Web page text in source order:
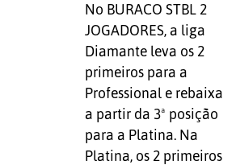
No BURACO STBL 2
JOGADORES, a liga
Diamante leva os 2
primeiros para a
Professional e rebaixa
a partir da 3ª posição
para a Platina. Na
Platina, os 2 primeiros